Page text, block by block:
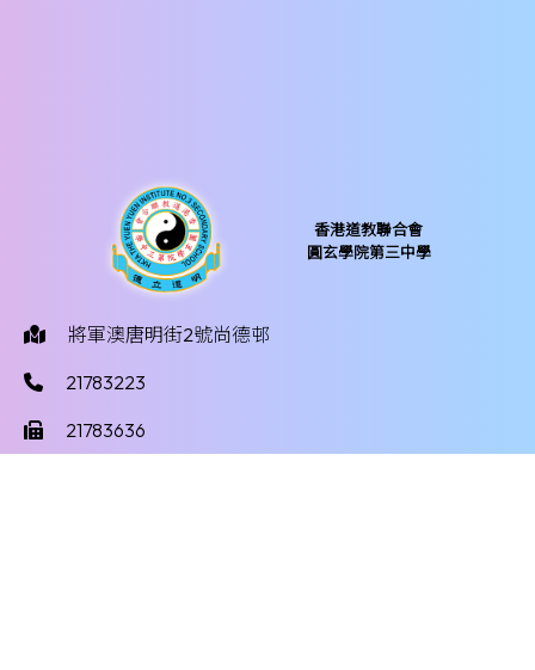
香港道教聯合會
圓玄學院第三中學
將軍澳唐明街2號尚德邨
21783223
21783636